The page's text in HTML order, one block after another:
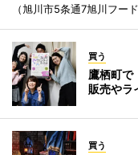
（旭川市5条通7旭川フー
買う
鷹栖町
販売やラ
買う